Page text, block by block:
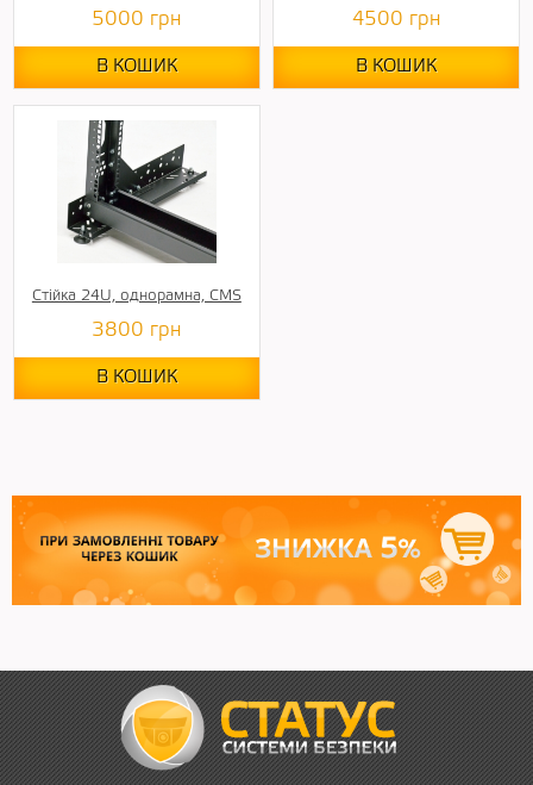
5000 грн
В КОШИК
4500 грн
В КОШИК
Стійка 24U, однорамна, CMS
3800 грн
В КОШИК